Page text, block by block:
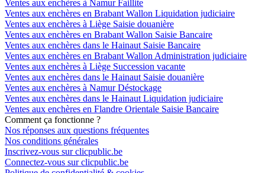
Ventes aux enchères à Namur Faillite
Ventes aux enchères en Brabant Wallon Liquidation judiciaire
Ventes aux enchères à Liège Saisie douanière
Ventes aux enchères en Brabant Wallon Saisie Bancaire
Ventes aux enchères dans le Hainaut Saisie Bancaire
Ventes aux enchères en Brabant Wallon Administration judiciaire
Ventes aux enchères à Liège Succession vacante
Ventes aux enchères dans le Hainaut Saisie douanière
Ventes aux enchères à Namur Déstockage
Ventes aux enchères dans le Hainaut Liquidation judiciaire
Ventes aux enchères en Flandre Orientale Saisie Bancaire
Comment ça fonctionne ?
Nos réponses aux questions fréquentes
Nos conditions générales
Inscrivez-vous sur clicpublic.be
Connectez-vous sur clicpublic.be